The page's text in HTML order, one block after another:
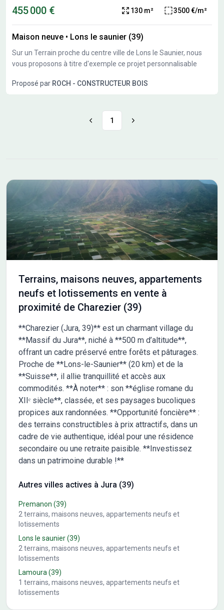
455 000 € 130 m² 3500 €/m²
Maison neuve • Lons le saunier (39)
Sur un Terrain proche du centre ville de Lons le Saunier, nous
vous proposons à titre d'exemple ce projet personnalisable
Proposé par ROCH - CONSTRUCTEUR BOIS
1
Terrains, maisons neuves, appartements
neufs et lotissements en vente à
proximité de Charezier (39)
**Charezier (Jura, 39)** est un charmant village du
**Massif du Jura**, niché à **500 m d’altitude**,
offrant un cadre préservé entre forêts et pâturages.
Proche de **Lons-le-Saunier** (20 km) et de la
**Suisse**, il allie tranquillité et accès aux
commodités. **À noter** : son **église romane du
XIIᵉ siècle**, classée, et ses paysages bucoliques
propices aux randonnées. **Opportunité foncière** :
des terrains constructibles à prix attractifs, dans un
cadre de vie authentique, idéal pour une résidence
secondaire ou une retraite paisible. **Investissez
dans un patrimoine durable !**
Autres villes actives à Jura (39)
Premanon (39)
2 terrains, maisons neuves, appartements neufs et
lotissements
Lons le saunier(39)
2 terrains, maisons neuves, appartements neufs et
lotissements
Lamoura (39)
1 terrains, maisons neuves, appartements neufs et
lotissements